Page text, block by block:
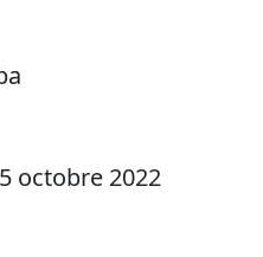
octobre 2022